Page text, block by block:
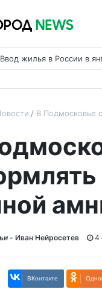
Теплый водяной пол в
В Подмосковье
- Иван Нейросетев 4
ВКонтакте